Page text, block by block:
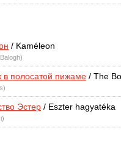
/ Kaméleon
в полосатой пижаме / The
Эстер / Eszter hagyatéka